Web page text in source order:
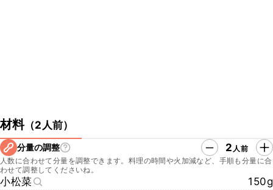
材料（2人前）
分量の調整 2 人前
人数に合わせて分量を調整できます。料理の時間や火加減など、手順も分量に合
わせて調整してくださいね。
小松菜
150g